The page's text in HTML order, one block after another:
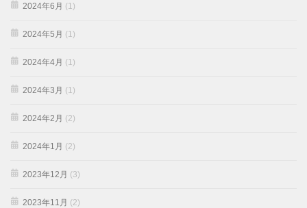
2024年6月 (1)
2024年5月 (1)
2024年4月 (1)
2024年3月 (1)
2024年2月 (2)
2024年1月 (2)
2023年12月 (3)
2023年11月 (2)